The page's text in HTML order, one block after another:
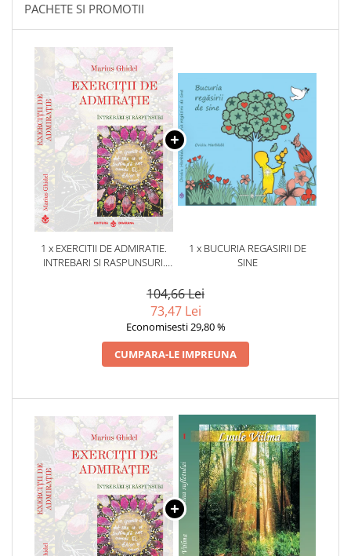
PACHETE SI PROMOTII
1 x EXERCITII DE ADMIRATIE.
INTREBARI SI RASPUNSURI.
1 x BUCURIA REGASIRII DE
SINE
104,66 Lei
73,47 Lei
Economisesti 29,80 %
CUMPARA-LE IMPREUNA